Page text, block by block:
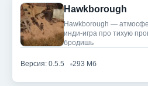
Hawkborough
Hawkborough —
инди-игра про тихую
бродишь
Версия: 0.5.5 293 Мб